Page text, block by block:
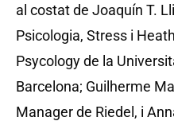
al costat de Joaquín T.
Psicologia, Stress i
Psycology de la
Barcelona; Guilherme
Manager de Riedel, i